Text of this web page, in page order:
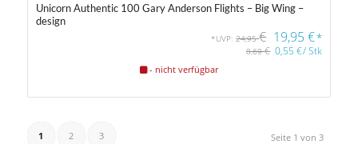
Unicorn Authentic 100 Gary Anderson Flights – Big Wing –
design
*UVP: 24,95€ 19,95€*
0,69€ 0,55€/Stk
- nicht verfügbar
Seite 1 von 3
1 2 3